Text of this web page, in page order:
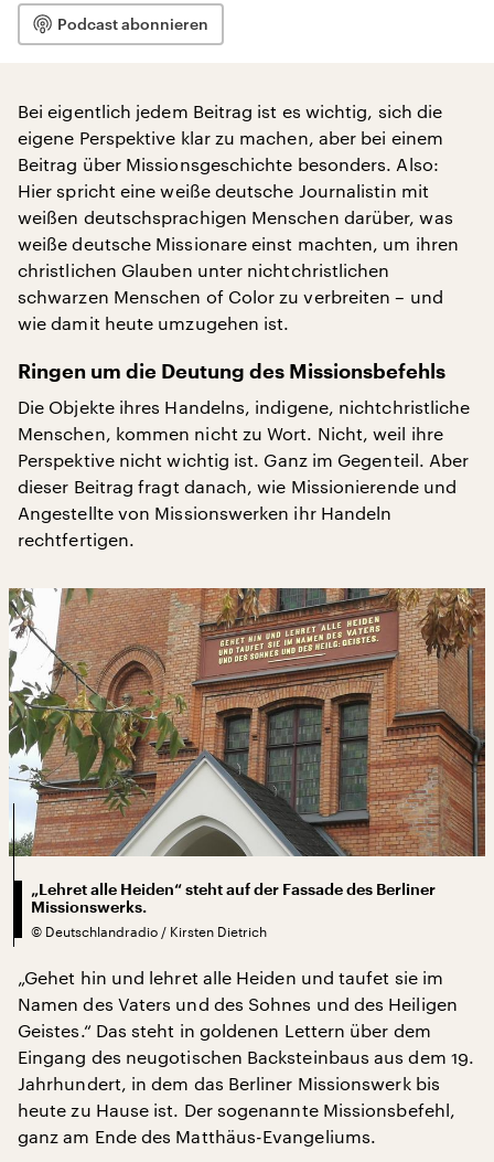
Podcast abonnieren
Bei eigentlich jedem Beitrag ist es wichtig, sich die
eigene Perspektive klar zu machen, aber bei einem
Beitrag über Missionsgeschichte besonders. Also:
Hier spricht eine weiße deutsche Journalistin mit
weißen deutschsprachigen Menschen darüber, was
weiße deutsche Missionare einst machten, um ihren
christlichen Glauben unter nichtchristlichen
schwarzen Menschen of Color zu verbreiten – und
wie damit heute umzugehen ist.
Ringen um die Deutung des Missionsbefehls
Die Objekte ihres Handelns, indigene, nichtchristliche
Menschen, kommen nicht zu Wort. Nicht, weil ihre
Perspektive nicht wichtig ist. Ganz im Gegenteil. Aber
dieser Beitrag fragt danach, wie Missionierende und
Angestellte von Missionswerken ihr Handeln
rechtfertigen.
„Lehret alle Heiden“ steht auf der Fassade des Berliner
Missionswerks.
© Deutschlandradio / Kirsten Dietrich
„Gehet hin und lehret alle Heiden und taufet sie im
Namen des Vaters und des Sohnes und des Heiligen
Geistes.“ Das steht in goldenen Lettern über dem
Eingang des neugotischen Backsteinbaus aus dem 19.
Jahrhundert, in dem das Berliner Missionswerk bis
heute zu Hause ist. Der sogenannte Missionsbefehl,
ganz am Ende des Matthäus-Evangeliums.